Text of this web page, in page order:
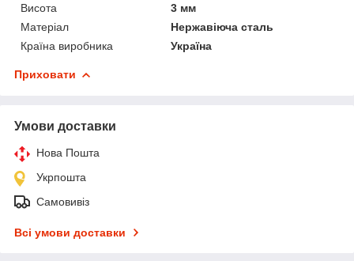
Висота
3 мм
Матеріал
Нержавіюча сталь
Країна виробника
Україна
Приховати
Умови доставки
Нова Пошта
Укрпошта
Самовивіз
Всі умови доставки